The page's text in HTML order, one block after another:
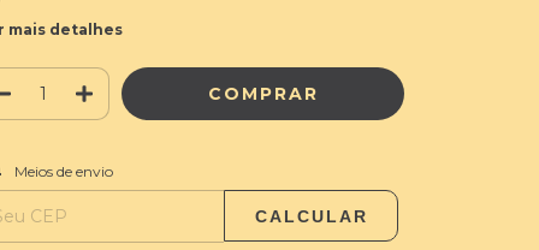
mais detalhes
para o CEP:
Meios de envio
CALCULAR